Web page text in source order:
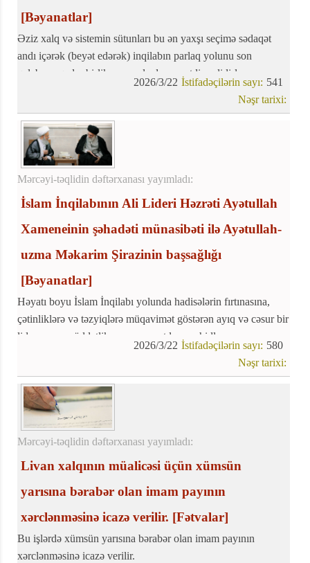
[Bəyanatlar]
Əziz xalq və sistemin sütunları bu ən yaxşı seçimə sədaqət
andı içərək (beyət edərək) inqilabın parlaq yolunu son
qələbəyə qədər birlik və əzmlə davam etdirməlidirlər.
541
İstifadəçilərin sayı:
2026/3/22
Nəşr tarixi:
Mərcəyi-təqlidin dəftərxanası yayımladı:
İslam İnqilabının Ali Lideri Həzrəti Ayətullah
Xameneinin şəhadəti münasibəti ilə Ayətullah-
uzma Məkarim Şirazinin başsağlığı
[Bəyanatlar]
Həyatı boyu İslam İnqilabı yolunda hadisələrin fırtınasına,
çətinliklərə və təzyiqlərə müqavimət göstərən ayıq və cəsur bir
lider, uzun müddətlik arzusuna çatdı və şəhidlər sırasına
580
İstifadəçilərin sayı:
2026/3/22
Nəşr tarixi:
Mərcəyi-təqlidin dəftərxanası yayımladı:
Livan xalqının müalicəsi üçün xümsün
yarısına bərabər olan imam payının
xərclənməsinə icazə verilir. [Fətvalar]
Bu işlərdə xümsün yarısına bərabər olan imam payının
xərclənməsinə icazə verilir.